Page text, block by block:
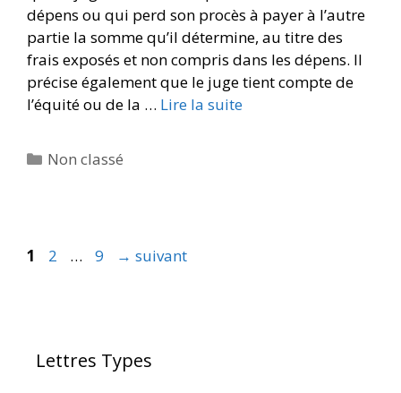
dépens ou qui perd son procès à payer à l’autre
partie la somme qu’il détermine, au titre des
frais exposés et non compris dans les dépens. Il
précise également que le juge tient compte de
l’équité ou de la … Lire la suite
Non classé
1 2 … 9 → suivant
Lettres Types